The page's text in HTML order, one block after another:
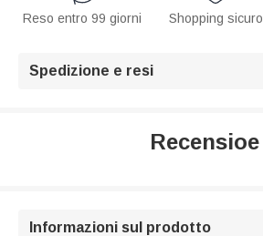
Reso entro 99 giorni Shopping sicuro
Spedizione e resi
Recensioe
Informazioni sul prodotto